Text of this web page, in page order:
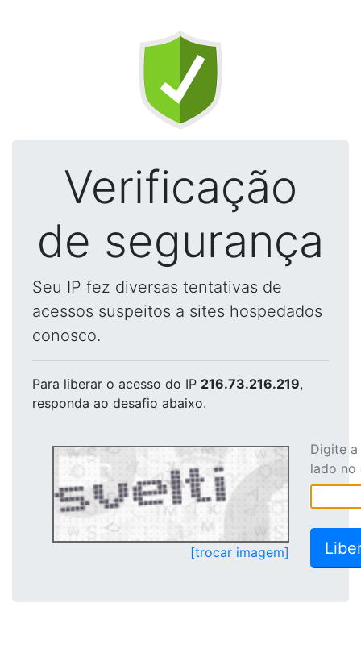
Verificação
de segurança
Seu IP fez diversas tentativas de
acessos suspeitos a sites hospedados
conosco.
Para liberar o acesso do IP 216.73.216.219,
responda ao desafio abaixo.
[trocar imagem]
Digite
lado no